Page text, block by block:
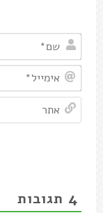
4 תגובות